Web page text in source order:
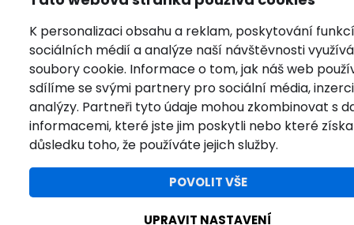
K personalizaci obsahu a reklam, poskytování funkcí
sociálních médií a analýze naší návštěvnosti
soubory cookie. Informace o tom, jak náš web
sdílíme se svými partnery pro sociální média,
analýzy. Partneři tyto údaje mohou zkombinovat s
informacemi, které jste jim poskytli nebo které
důsledku toho, že používáte jejich služby.
POVOLIT VŠE
UPRAVIT NASTAVENÍ